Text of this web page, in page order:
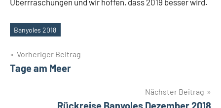
Überrraschungen und wir hoffen, dass 2019 besser wird.
Schlagwörter
Banyoles 2018
Beitragsnavigation
Vorheriger Beitrag
Tage am Meer
Nächster Beitrag
Rückreise Banyoles Dezember 2018